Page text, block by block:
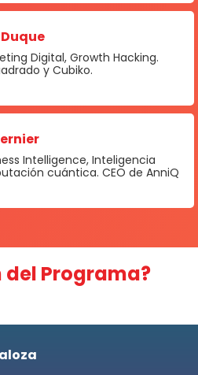
Digital, Growth Hacking.
y Cubiko.
Intelligence, Inteligencia
cuántica. CEO de AnniQ
del Programa?